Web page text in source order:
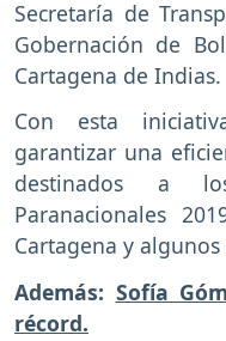
Secretaría de
Gobernación de
Cartagena de Indias.
Con esta
garantizar una
destinados a
Paranacionales
Cartagena y
Además: Sofía
récord.